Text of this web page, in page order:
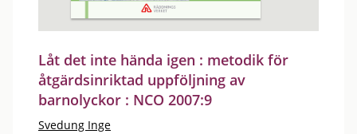
Låt det inte hända igen : metodik för
åtgärdsinriktad uppföljning av
barnolyckor : NCO 2007:9
Svedung Inge